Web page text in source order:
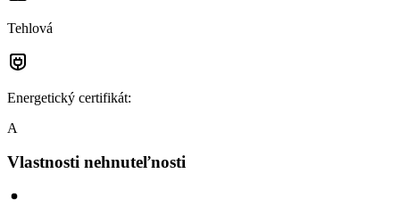
Tehlová
Energetický certifikát:
A
Vlastnosti nehnuteľnosti